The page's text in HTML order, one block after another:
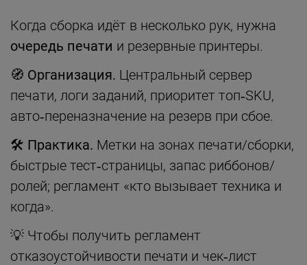
Когда сборка идёт в несколько рук, нужна
очередь печати и резервные принтеры.
🧭 Организация. Центральный сервер
печати, логи заданий, приоритет топ‑SKU,
авто‑переназначение на резерв при сбое.
🛠 Практика. Метки на зонах печати/сборки,
быстрые тест‑страницы, запас риббонов/
ролей; регламент «кто вызывает техника и
когда».
💡 Чтобы получить регламент
отказоустойчивости печати и чек‑лист